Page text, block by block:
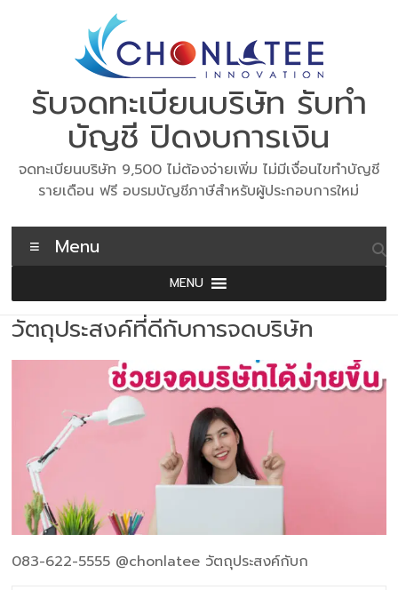
รับจดทะเบียนบริษัท รับทำ
บัญชี ปิดงบการเงิน
จดทะเบียนบริษัท 9,500 ไม่ต้องจ่ายเพิ่ม ไม่มีเงื่อนไขทำบัญชี
รายเดือน ฟรี อบรมบัญชีภาษีสำหรับผู้ประกอบการใหม่
Menu
MENU
วัตถุประสงค์ที่ดีกับการจดบริษัท
083-622-5555 @chonlatee วัตถุประสงค์กับก